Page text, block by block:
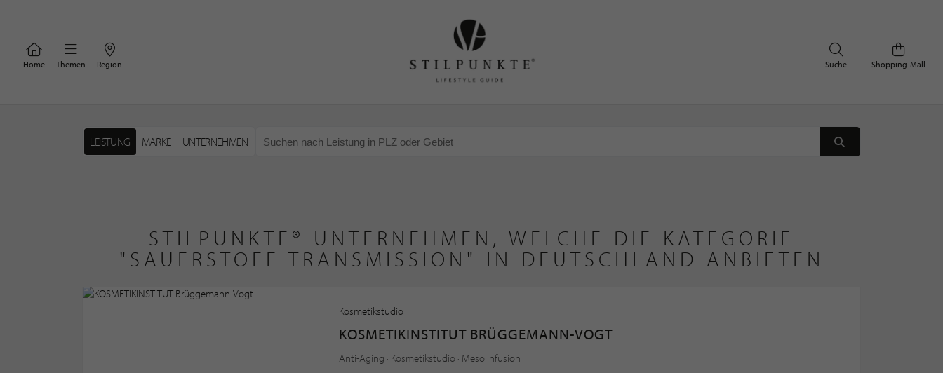
Home Themen Region Shopping-Mall
Suche
LEISTUNG MARKE UNTERNEHMEN
STILPUNKTE® UNTERNEHMEN, WELCHE DIE KATEGORIE
"SAUERSTOFF TRANSMISSION" IN DEUTSCHLAND ANBIETEN
Kosmetikstudio
KOSMETIKINSTITUT BRÜGGEMANN-VOGT
Anti-Aging · Kosmetikstudio · Meso Infusion